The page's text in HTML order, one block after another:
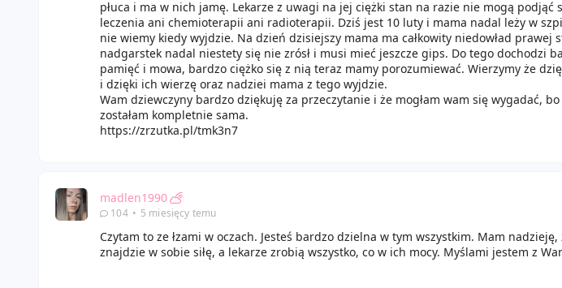
płuca i ma w nich jamę. Lekarze z uwagi na jej ciężki stan na razie nie mogą podjąć
leczenia ani chemioterapii ani radioterapii. Dziś jest 10 luty i mama nadal leży w
nie wiemy kiedy wyjdzie. Na dzień dzisiejszy mama ma całkowity niedowład prawej
nadgarstek nadal niestety się nie zrósł i musi mieć jeszcze gips. Do tego dochodzi
pamięć i mowa, bardzo ciężko się z nią teraz mamy porozumiewać. Wierzymy że
i dzięki ich wierzę oraz nadziei mama z tego wyjdzie.
Wam dziewczyny bardzo dziękuję za przeczytanie i że mogłam wam się wygadać,
zostałam kompletnie sama.
https://zrzutka.pl/tmk3n7
madlen1990
104 • 5 miesięcy temu
Czytam to ze łzami w oczach. Jesteś bardzo dzielna w tym wszystkim. Mam nadzieję,
znajdzie w sobie siłę, a lekarze zrobią wszystko, co w ich mocy. Myślami jestem z